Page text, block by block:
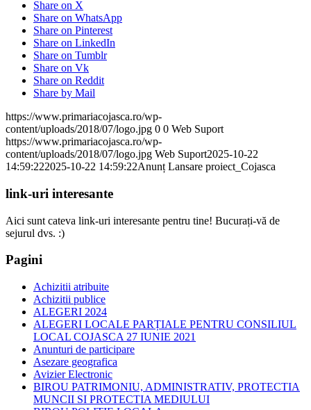
Share on X
Share on WhatsApp
Share on Pinterest
Share on LinkedIn
Share on Tumblr
Share on Vk
Share on Reddit
Share by Mail
https://www.primariacojasca.ro/wp-
content/uploads/2018/07/logo.jpg 0 0 Web Suport
https://www.primariacojasca.ro/wp-
content/uploads/2018/07/logo.jpg Web Suport2025-10-22
14:59:222025-10-22 14:59:22Anunț Lansare proiect_Cojasca
link-uri interesante
Aici sunt cateva link-uri interesante pentru tine! Bucurați-vă de
sejurul dvs. :)
Pagini
Achizitii atribuite
Achizitii publice
ALEGERI 2024
ALEGERI LOCALE PARȚIALE PENTRU CONSILIUL
LOCAL COJASCA 27 IUNIE 2021
Anunturi de participare
Asezare geografica
Avizier Electronic
BIROU PATRIMONIU, ADMINISTRATIV, PROTECTIA
MUNCII SI PROTECTIA MEDIULUI